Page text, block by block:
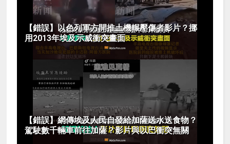
【錯誤】以色列軍方開推土機輾壓傷者影片？挪
用2013年埃及示威衝突畫面
【錯誤】網傳埃及人民自發給加薩送水送食物？
駕駛數千輛車前往加薩？影片與以巴衝突無關